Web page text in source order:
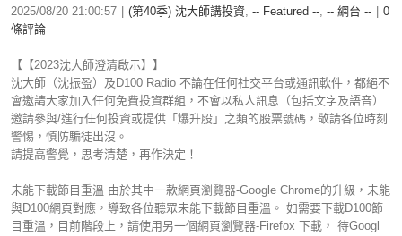
2025/08/20 21:00:57 (第40季) 沈大師講投資, -- Featured --, -- 網台 --
0
條評論
【【2023沈大師澄清啟示】】
沈大師（沈振盈）及D100 Radio 不論在任何社交平台或通訊軟件，都絕不
會邀請大家加入任何免費投資群組，不會以私人訊息（包括文字及語音）
邀請參與/進行任何投資或提供「爆升股」之類的股票號碼，敬請各位時刻
警惕，慎防騙徒出沒。
請提高警覺，思考清楚，再作決定！
未能下載節目重溫 由於其中一款網頁瀏覽器-Google Chrome的升級，未能
與D100網頁對應，導致各位聽眾未能下載節目重溫。 如需要下載D100節
目重溫，目前階段上，請使用另一個網頁瀏覽器-Firefox 下載， 待Googl